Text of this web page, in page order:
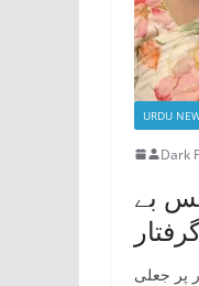
URDU
Dark
بے
پر جعلی